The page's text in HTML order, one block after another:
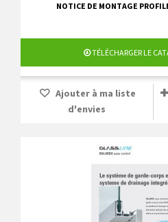
NOTICE DE MONTAGE
TÉLÉCHARGER LE
Ajouter à ma liste
d'envies